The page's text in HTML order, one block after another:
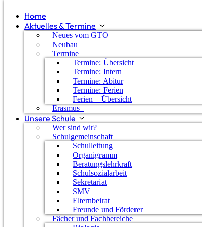
Home
Aktuelles & Termine
Neues vom GTO
Neubau
Termine
Termine: Übersicht
Termine: Intern
Termine: Abitur
Termine: Ferien
Ferien – Übersicht
Erasmus+
Unsere Schule
Wer sind wir?
Schulgemeinschaft
Schulleitung
Organigramm
Beratungslehrkraft
Schulsozialarbeit
Sekretariat
SMV
Elternbeirat
Freunde und Förderer
Fächer und Fachbereiche
Presseschau